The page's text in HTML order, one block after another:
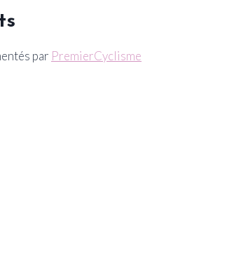
par PremierCyclisme